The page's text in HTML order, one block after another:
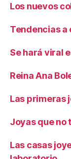
Los nuevos
Tendencias a
Se hará viral
Reina Ana
Las primeras
Joyas que no
Las casas